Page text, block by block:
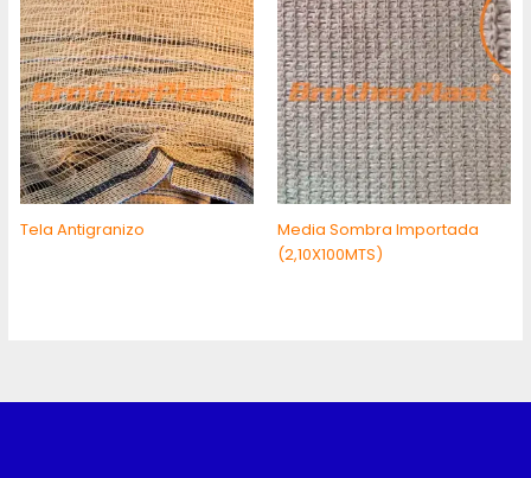
Tela Antigranizo
Media Sombra Importada
(2,10X100MTS)